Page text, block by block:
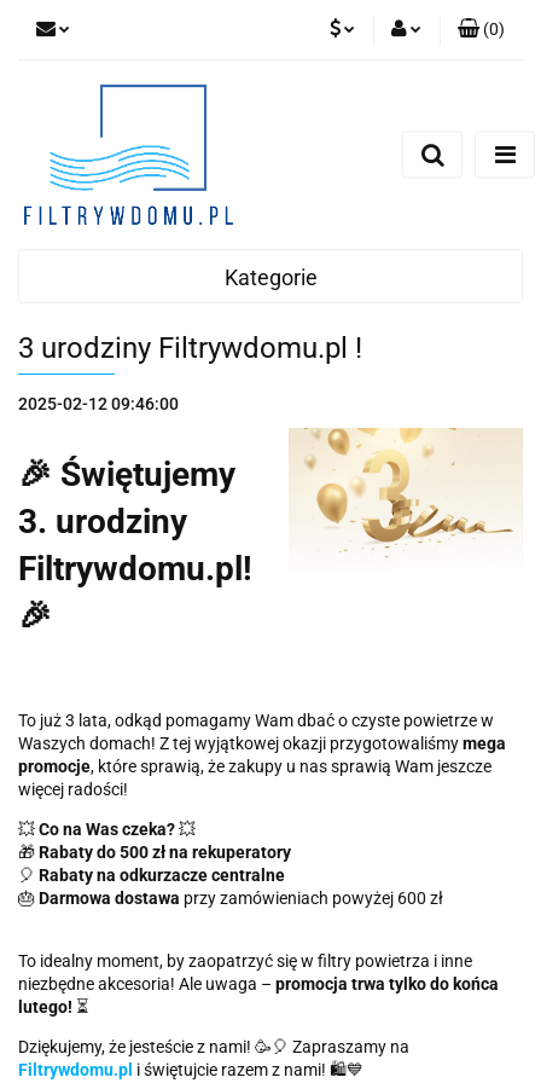
(0)
Kategorie
3 urodziny Filtrywdomu.pl !
2025-02-12 09:46:00
🎉 Świętujemy
3. urodziny
Filtrywdomu.pl!
🎉
To już 3 lata, odkąd pomagamy Wam dbać o czyste powietrze w
Waszych domach! Z tej wyjątkowej okazji przygotowaliśmymega
promocje, które sprawią, że zakupy u nas sprawią Wam jeszcze
więcej radości!
💥Co na Was czeka?💥
🎁Rabaty do 500 złna rekuperatory
🎈 Rabaty na odkurzacze centralne
🎂Darmowa dostawa przy zamówieniach powyżej 600 zł
To idealny moment, by zaopatrzyć się w filtry powietrza i inne
niezbędne akcesoria! Ale uwaga – promocja trwa tylko do końca
lutego! ⏳
Dziękujemy, że jesteście z nami! 🥳🎈 Zapraszamy na
Filtrywdomu.pl i świętujcie razem z nami! 🛍️💙